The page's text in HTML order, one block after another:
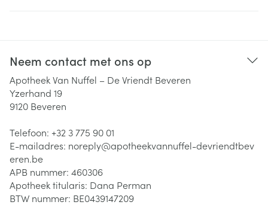
Neem contact met ons op
Apotheek Van Nuffel – De Vriendt Beveren
Yzerhand 19
9120 Beveren
Telefoon: +32 3 775 90 01
E-mailadres: noreply@apotheekvannuffel-devriendtbev
eren.be
APB nummer: 460306
Apotheek titularis: Dana Perman
BTW nummer: BE0439147209